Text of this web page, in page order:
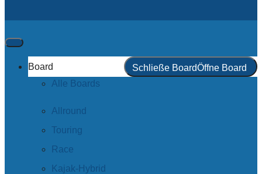
Board Schließe BoardÖffne Board
Alle Boards
Allround
Touring
Race
Kajak-Hybrid